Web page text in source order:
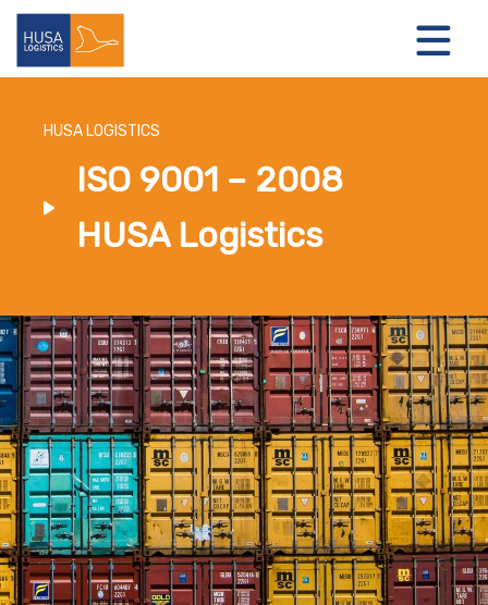
LOGISTIEKE OPLOSSINGEN
NIEUWS
CONTACT
HUSA LOGISTICS
ISO 9001 – 2008
HUSA Logistics